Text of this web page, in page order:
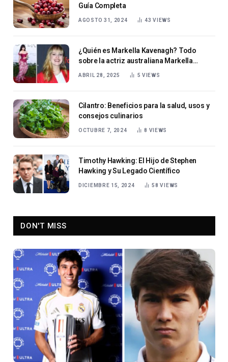
Guía Completa
AGOSTO 31, 2024 43VIEWS
¿Quién es Markella Kavenagh? Todo
sobre la actriz australiana Markella
ABRIL 28, 2025 5 VIEWS
Cilantro: Beneficios para la salud, usos y
consejos culinarios
OCTUBRE 7, 2024 8 VIEWS
Timothy Hawking: El Hijo de Stephen
Hawking y Su Legado Científico
DICIEMBRE 15, 2024 58VIEWS
DON'T MISS